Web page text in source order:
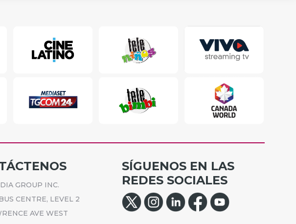
GROUP INC.
CENTRE, LEVEL 2
AVE WEST
SÍGUENOS EN LAS
REDES SOCIALES